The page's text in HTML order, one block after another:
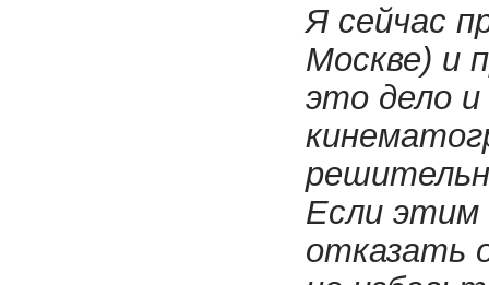
Я сейчас
Москве) и
это дело
Если этим
отказать